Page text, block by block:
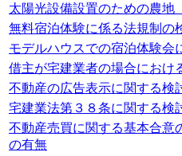
太陽光設備設置のための農地
無料宿泊体験に係る法規制の
モデルハウスでの宿泊体験会
借主が宅建業者の場合におけ
不動産の広告表示に関する検
宅建業法第３８条に関する検
不動産売買に関する基本合意
の有無